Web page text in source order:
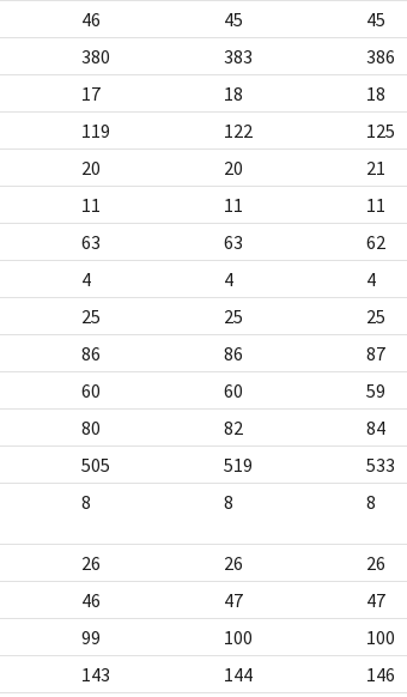
46 45 45
380 383 386
17 18 18
119 122 125
20 20 21
11 11 11
63 63 62
4 4 4
25 25 25
86 86 87
60 60 59
80 82 84
505 519 533
8 8 8
26 26 26
46 47 47
99 100 100
143 144 146